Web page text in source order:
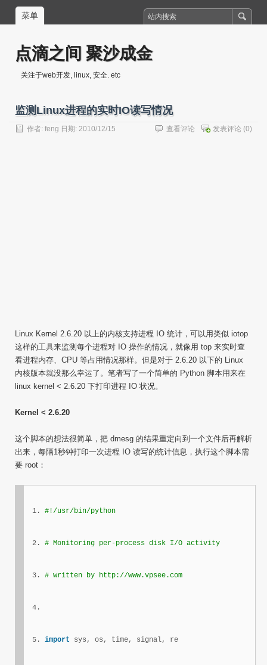
菜单
点滴之间 聚沙成金
关注于web开发, linux, 安全. etc
监测Linux进程的实时IO读写情况
作者: feng 日期: 2010/12/15 发表评论 (0)
查看评论
Linux Kernel 2.6.20 以上的内核支持进程 IO 统计，可以用类似 iotop
这样的工具来监测每个进程对 IO 操作的情况，就像用 top 来实时查
看进程内存、CPU 等占用情况那样。但是对于 2.6.20 以下的 Linux
内核版本就没那么幸运了。笔者写了一个简单的 Python 脚本用来在
linux kernel < 2.6.20 下打印进程 IO 状况。
Kernel < 2.6.20
这个脚本的想法很简单，把 dmesg 的结果重定向到一个文件后再解析
出来，每隔1秒钟打印一次进程 IO 读写的统计信息，执行这个脚本需
要 root：
#!/usr/bin/python
# Monitoring per-process disk I/O activity
# written by http://www.vpsee.com
import sys, os, time, signal, re